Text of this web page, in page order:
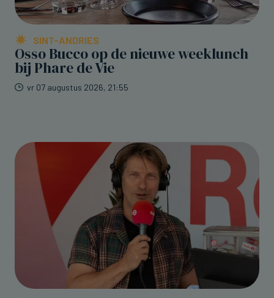
SINT-ANDRIES
Osso Bucco op de nieuwe weeklunch
bij Phare de Vie
vr 07 augustus 2026, 21:55